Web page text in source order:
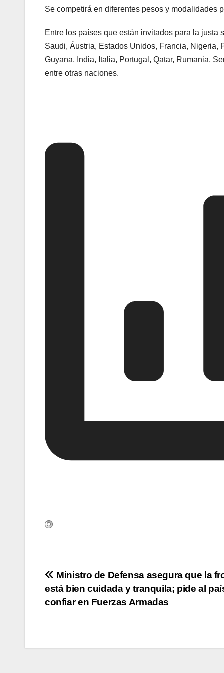
Se competirá en diferentes pesos y modalidades
Entre los países que están invitados para la justa
Saudi, Áustria, Estados Unidos, Francia,
Guyana, India, Italia, Portugal, Qatar, Rumania,
entre otras naciones.
Navegación
de
Ministro de Defensa asegura que la
está bien cuidada y tranquila; pide al
confiar en Fuerzas Armadas